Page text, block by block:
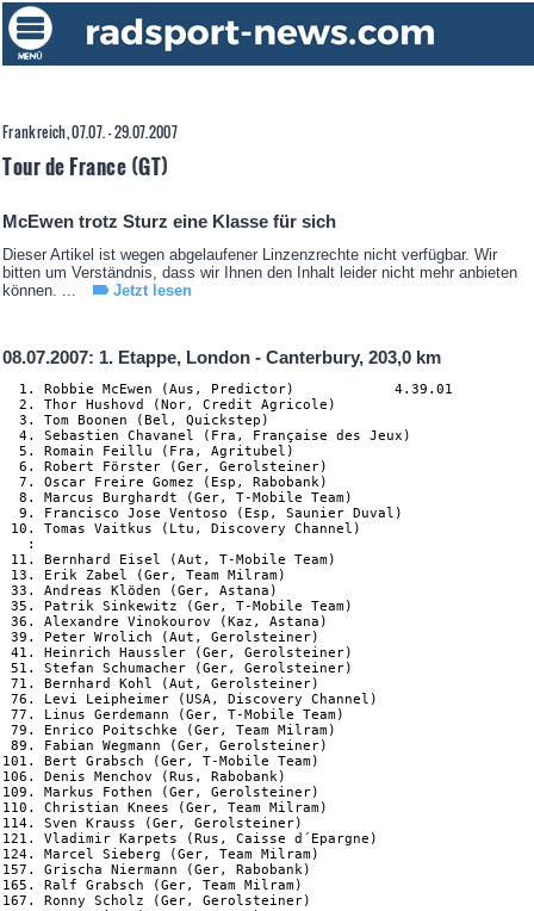
Frankreich, 07.07. - 29.07.2007
Tour de France (GT)
McEwen trotz Sturz eine Klasse für sich
Dieser Artikel ist wegen abgelaufener Linzenzrechte nicht verfügbar. Wir
bitten um Verständnis, dass wir Ihnen den Inhalt leider nicht mehr anbieten
können. ...
Jetzt lesen
08.07.2007: 1. Etappe, London - Canterbury, 203,0 km
  1. Robbie McEwen (Aus, Predictor)            4.39.01
  2. Thor Hushovd (Nor, Credit Agricole)
  3. Tom Boonen (Bel, Quickstep)
  4. Sebastien Chavanel (Fra, Française des Jeux)
  5. Romain Feillu (Fra, Agritubel)
  6. Robert Förster (Ger, Gerolsteiner)
  7. Oscar Freire Gomez (Esp, Rabobank)
  8. Marcus Burghardt (Ger, T-Mobile Team)
  9. Francisco Jose Ventoso (Esp, Saunier Duval)
10. Tomas Vaitkus (Ltu, Discovery Channel)
   :
11. Bernhard Eisel (Aut, T-Mobile Team)
13. Erik Zabel (Ger, Team Milram)
33. Andreas Klöden (Ger, Astana)
35. Patrik Sinkewitz (Ger, T-Mobile Team)
36. Alexandre Vinokourov (Kaz, Astana)
39. Peter Wrolich (Aut, Gerolsteiner)
41. Heinrich Haussler (Ger, Gerolsteiner)
51. Stefan Schumacher (Ger, Gerolsteiner)
71. Bernhard Kohl (Aut, Gerolsteiner)
76. Levi Leipheimer (USA, Discovery Channel)
77. Linus Gerdemann (Ger, T-Mobile Team)
79. Enrico Poitschke (Ger, Team Milram)
89. Fabian Wegmann (Ger, Gerolsteiner)
101. Bert Grabsch (Ger, T-Mobile Team)
106. Denis Menchov (Rus, Rabobank)
109. Markus Fothen (Ger, Gerolsteiner)
110. Christian Knees (Ger, Team Milram)
114. Sven Krauss (Ger, Gerolsteiner)
121. Vladimir Karpets (Rus, Caisse d´Epargne)
124. Marcel Sieberg (Ger, Team Milram)
157. Grischa Niermann (Ger, Rabobank)
165. Ralf Grabsch (Ger, Team Milram)
167. Ronny Scholz (Ger, Gerolsteiner)